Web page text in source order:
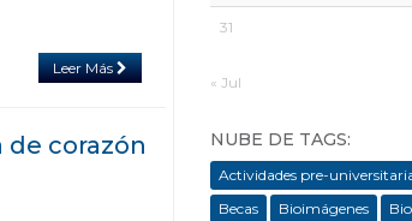
Leer Más
corazón
31
« Jul
NUBE DE TAGS:
Actividades pre-
Becas
Bioimágenes